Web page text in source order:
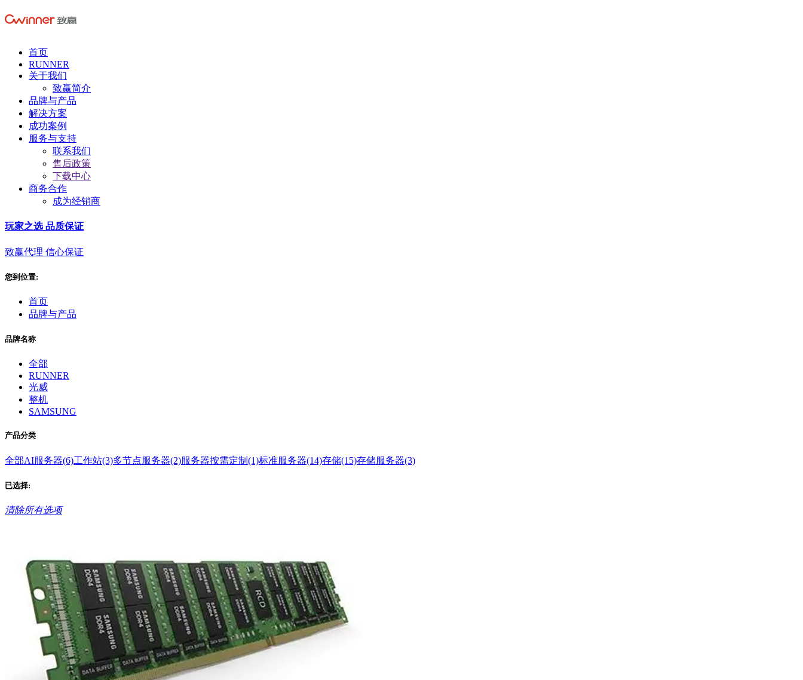
首页
RUNNER
关于我们
致赢简介
品牌与产品
解决方案
成功案例
服务与支持
联系我们
售后政策
下载中心
商务合作
成为经销商
玩家之选 品质保证
致赢代理 信心保证
您到位置:
首页
品牌与产品
品牌名称
全部
RUNNER
光威
整机
SAMSUNG
产品分类
全部AI服务器(6)工作站(3)多节点服务器(2)服务器按需定制(1)标准服务器(14)存储(15)存储服务器(3)
已选择:
清除所有选项